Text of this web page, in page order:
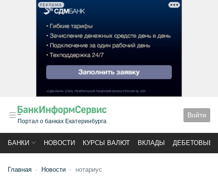
РЕКЛАМА
Портал о банках Екатеринбурга
Войти
БАНКИ НОВОСТИ КУРСЫ ВАЛЮТ ВКЛАДЫ ДЕБЕТОВЫЕ
Главная Новости нотариус